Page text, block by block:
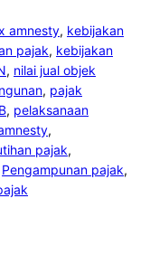
amnesty, kebijakan
pajak, kebijakan
, nilai jual objek
, pajak
, pelaksanaan
pajak
Pengampunan pajak